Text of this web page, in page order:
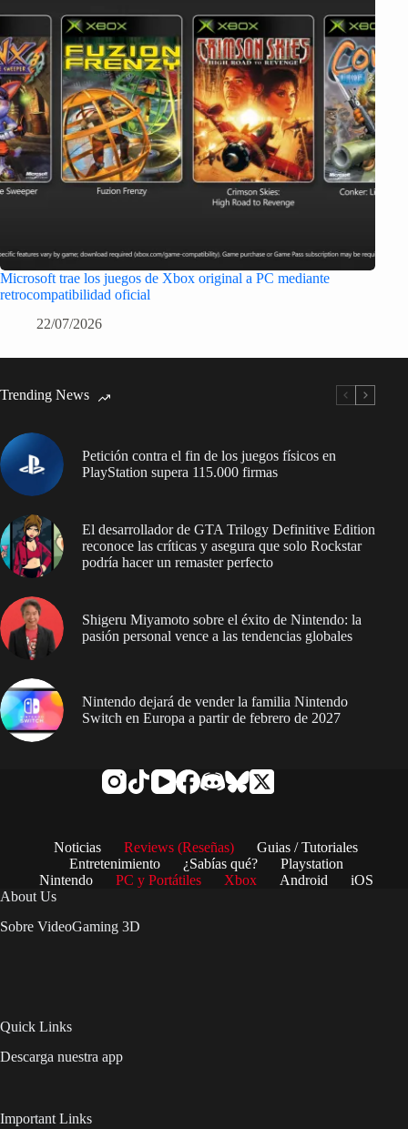
Microsoft trae los juegos de Xbox original a PC mediante
retrocompatibilidad oficial
22/07/2026
Trending News
Petición contra el fin de los juegos físicos en
PlayStation supera 115.000 firmas
El desarrollador de GTA Trilogy Definitive Edition
reconoce las críticas y asegura que solo Rockstar
podría hacer un remaster perfecto
Shigeru Miyamoto sobre el éxito de Nintendo: la
pasión personal vence a las tendencias globales
Nintendo dejará de vender la familia Nintendo
Switch en Europa a partir de febrero de 2027
Noticias Reviews (Reseñas)
Guias / Tutoriales
Entretenimiento
¿Sabías qué?
Playstation
Nintendo
PC y Portátiles Xbox Android
iOS
About Us
Sobre VideoGaming 3D
Quick Links
Descarga nuestra app
Important Links